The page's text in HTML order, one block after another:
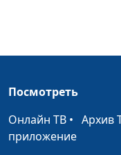
Посмотреть
Онлайн ТВ • Архив
приложение